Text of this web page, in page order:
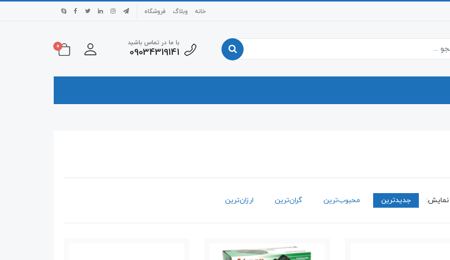
خانه وبلاگ فروشگاه
با ما در تماس باشید
09034319141
0
جدیدترین محبوب‌ترین گران‌ترین ارزان‌ترین